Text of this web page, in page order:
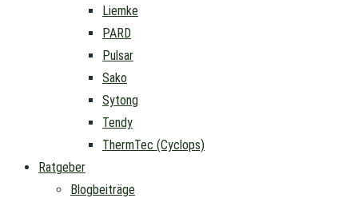
Liemke
PARD
Pulsar
Sako
Sytong
Tendy
ThermTec (Cyclops)
Ratgeber
Blogbeiträge